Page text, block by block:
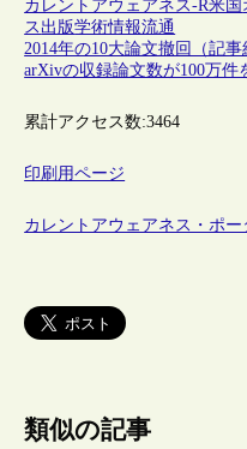
カレントアウェアネス-R米国
ス出版学術情報流通
2014年の10大論文撤回（記事
arXivの収録論文数が100万件
累計アクセス数:3464
印刷用ページ
カレントアウェアネス・ポー
類似の記事